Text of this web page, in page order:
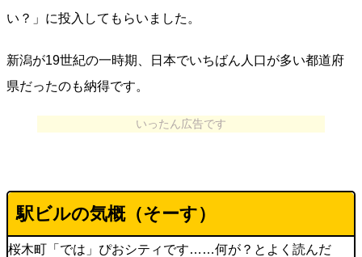
い？」に投入してもらいました。
新潟が19世紀の一時期、日本でいちばん人口が多い都道府
県だったのも納得です。
いったん広告です
駅ビルの気概（そーす）
桜木町「では」ぴおシティです……何が？とよく読んだ